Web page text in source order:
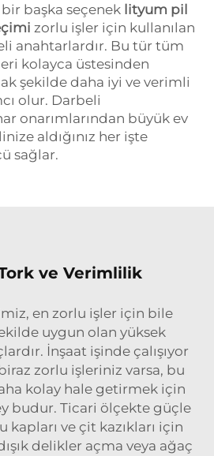
başka seçenek lityum pil
zorlu işler için kullanılan
anahtarlardır. Bu tür tüm
kolayca üstesinden
şekilde daha iyi ve verimli
olur. Darbeli
onarımlarından büyük ev
aldığınız her işte
sağlar.
ve Verimlilik
en zorlu işler için bile
uygun olan yüksek
İnşaat işinde çalışıyor
zorlu işleriniz varsa, bu
kolay hale getirmek için
budur. Ticari ölçekte güçle
kapları ve çit kazıkları için
delikler açma veya ağaç